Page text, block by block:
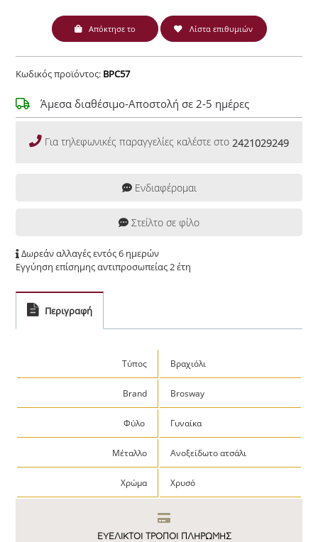
Απόκτησε το Λίστα επιθυμιών
Κωδικός προϊόντος: BPC57
Άμεσα διαθέσιμο-Αποστολή σε 2-5 ημέρες
Για τηλεφωνικές παραγγελίες καλέστε στο 2421029249
Ενδιαφέρομαι
Στείλτο σε φίλο
Δωρεάν αλλαγές εντός 6 ημερών
Εγγύηση επίσημης αντιπροσωπείας 2 έτη
Περιγραφή
Τύπος Βραχιόλι
Brand Brosway
Φύλο Γυναίκα
Μέταλλο Ανοξείδωτο ατσάλι
Χρώμα Χρυσό
ΕΥΕΛΙΚΤΟΙ ΤΡΟΠΟΙ ΠΛΗΡΩΜΗΣ